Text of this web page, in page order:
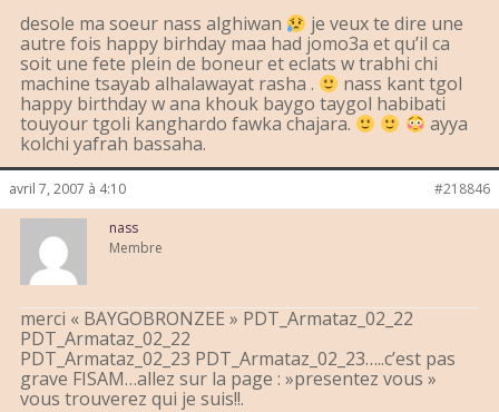
desole ma soeur nass alghiwan
je veux te dire une
autre fois happy birhday maa had jomo3a et qu’il ca
soit une fete plein de boneur et eclats w trabhi chi
machine tsayab alhalawayat rasha .
nass kant tgol
happy birthday w ana khouk baygo taygol habibati
touyour tgoli kanghardo fawka chajara.
ayya
kolchi yafrah bassaha.
avril 7, 2007 à 4:10 #218846
nass
Membre
merci « BAYGOBRONZEE » PDT_Armataz_02_22
PDT_Armataz_02_22
PDT_Armataz_02_23 PDT_Armataz_02_23…..c’est pas
grave FISAM…allez sur la page : »presentez vous »
vous trouverez qui je suis!!.